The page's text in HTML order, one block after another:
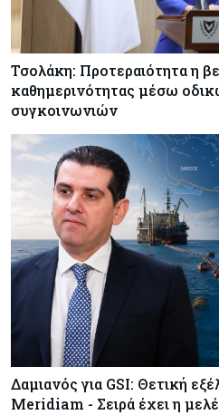
Τσολάκη: Προτεραιότητα η
καθημερινότητας μέσω
συγκοινωνιών
Δαμιανός για GSI: Θετική
Meridiam - Σειρά έχει η